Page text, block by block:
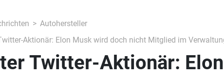
Autohersteller
Aktionär: Elon Musk wird doch nicht Mitglied im
Twitter-Aktionär: